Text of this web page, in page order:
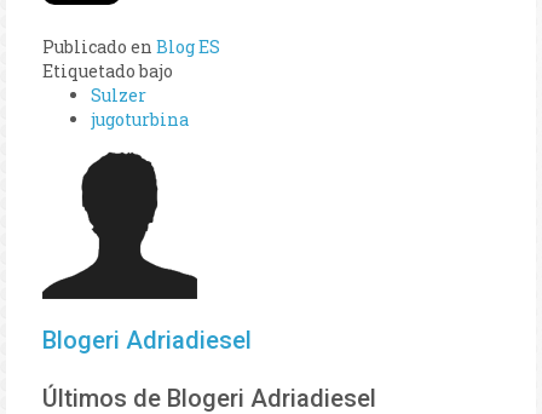
Publicado en Blog ES
Etiquetado bajo
Sulzer
jugoturbina
Blogeri Adriadiesel
Últimos de Blogeri Adriadiesel